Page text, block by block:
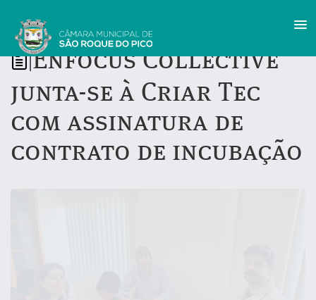
Enfocus Collective
junta-se à Criar Tec
com assinatura de
contrato de incubação